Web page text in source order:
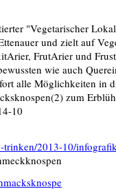
"Vegetarischer
und zielt auf
FrutArier und
wie auch
alle Möglichkeiten in
zum
10
trinken/2013-10/